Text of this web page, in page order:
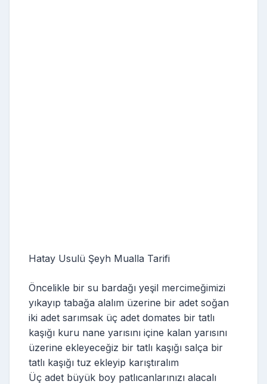
Hatay Usulü Şeyh Mualla Tarifi
Öncelikle bir su bardağı yeşil mercimeğimizi
yıkayıp tabağa alalım üzerine bir adet soğan
iki adet sarımsak üç adet domates bir tatlı
kaşığı kuru nane yarısını içine kalan yarısını
üzerine ekleyeceğiz bir tatlı kaşığı salça bir
tatlı kaşığı tuz ekleyip karıştıralım
Üç adet büyük boy patlıcanlarınızı alacalı